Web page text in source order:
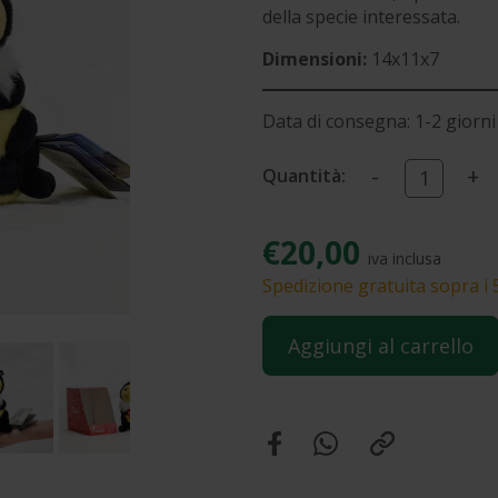
della specie interessata.
Dimensioni: 14x11x7
Data di consegna: 1-2
Quantità: - +
€20,00 iva inclusa
Spedizione gratuita sopra i
Aggiungi al carrello